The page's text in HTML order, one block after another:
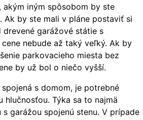
iným spôsobom by ste
Ak by ste mali v pláne postaviť si
drevené garážové státie s
nebude až taký veľký. Ak by
parkovacieho miesta bez
by už bol o niečo vyšší.
s domom, je potrebné
hlučnosťou. Týka sa to najmä
garážou spojenú stenu. V prípade